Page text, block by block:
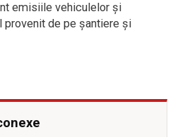
emisiile vehiculelor şi
de pe şantiere şi